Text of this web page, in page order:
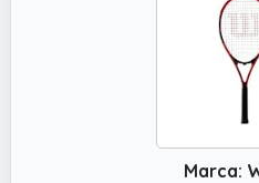
Marca: